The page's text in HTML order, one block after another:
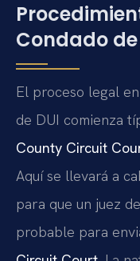
Condado
El proceso legal
de DUI comienza
County Circuit
Aquí se llevará a
para que un juez
probable para